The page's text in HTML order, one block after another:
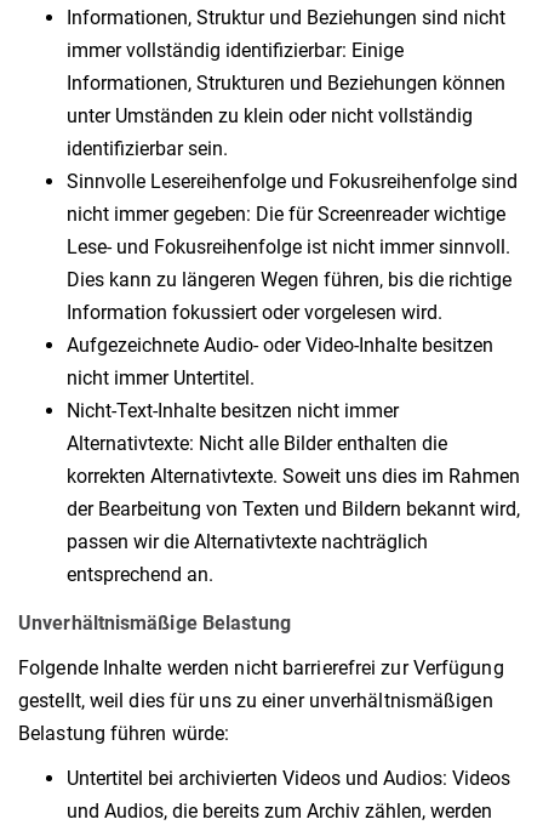
Informationen, Struktur und Beziehungen sind nicht
immer vollständig identifizierbar: Einige
Informationen, Strukturen und Beziehungen können
unter Umständen zu klein oder nicht vollständig
identifizierbar sein.
Sinnvolle Lesereihenfolge und Fokusreihenfolge sind
nicht immer gegeben: Die für Screenreader wichtige
Lese- und Fokusreihenfolge ist nicht immer sinnvoll.
Dies kann zu längeren Wegen führen, bis die richtige
Information fokussiert oder vorgelesen wird.
Aufgezeichnete Audio- oder Video-Inhalte besitzen
nicht immer Untertitel.
Nicht-Text-Inhalte besitzen nicht immer
Alternativtexte: Nicht alle Bilder enthalten die
korrekten Alternativtexte. Soweit uns dies im Rahmen
der Bearbeitung von Texten und Bildern bekannt wird,
passen wir die Alternativtexte nachträglich
entsprechend an.
Unverhältnismäßige Belastung
Folgende Inhalte werden nicht barrierefrei zur Verfügung
gestellt, weil dies für uns zu einer unverhältnismäßigen
Belastung führen würde:
Untertitel bei archivierten Videos und Audios: Videos
und Audios, die bereits zum Archiv zählen, werden